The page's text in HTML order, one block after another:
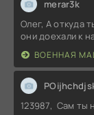
merar3k
Олег, А откуда
они доехали к
ВОЕННАЯ
123987, Сам ты